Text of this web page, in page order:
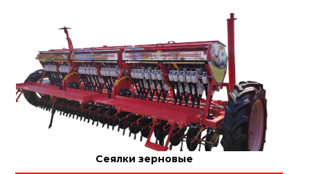
Сеялки зерновые